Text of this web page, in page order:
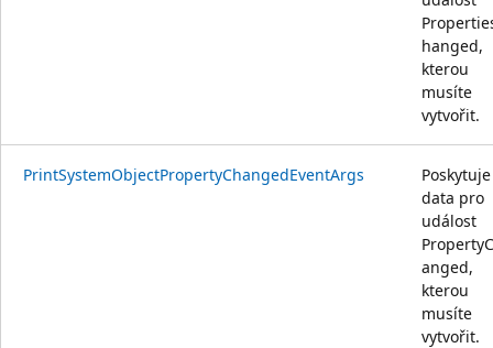
hanged,
kterou
musíte
vytvořit.
PrintSystemObjectPropertyChangedEventArgs
Poskytuje
data pro
událost
anged,
kterou
musíte
vytvořit.